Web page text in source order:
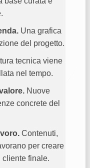
Una grafica
del progetto.
tecnica viene
nel tempo.
Nuove
concrete del
Contenuti,
per creare
finale.